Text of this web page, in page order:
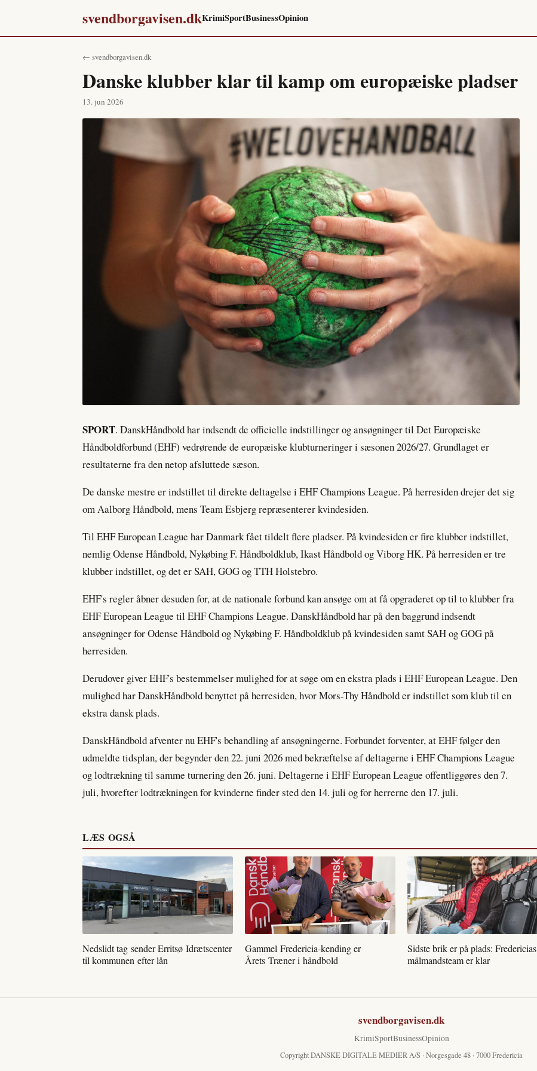
svendborgavisen.dkKrimiSportBusinessOpinion
← svendborgavisen.dk
Danske klubber klar til kamp om europæiske pladser
13. jun 2026
SPORT. DanskHåndbold har indsendt de officielle indstillinger og ansøgninger til Det Europæiske
Håndboldforbund (EHF) vedrørende de europæiske klubturneringer i sæsonen 2026/27. Grundlaget er
resultaterne fra den netop afsluttede sæson.
De danske mestre er indstillet til direkte deltagelse i EHF Champions League. På herresiden drejer det sig
om Aalborg Håndbold, mens Team Esbjerg repræsenterer kvindesiden.
Til EHF European League har Danmark fået tildelt flere pladser. På kvindesiden er fire klubber indstillet,
nemlig Odense Håndbold, Nykøbing F. Håndboldklub, Ikast Håndbold og Viborg HK. På herresiden er tre
klubber indstillet, og det er SAH, GOG og TTH Holstebro.
EHF's regler åbner desuden for, at de nationale forbund kan ansøge om at få opgraderet op til to klubber fra
EHF European League til EHF Champions League. DanskHåndbold har på den baggrund indsendt
ansøgninger for Odense Håndbold og Nykøbing F. Håndboldklub på kvindesiden samt SAH og GOG på
herresiden.
Derudover giver EHF's bestemmelser mulighed for at søge om en ekstra plads i EHF European League. Den
mulighed har DanskHåndbold benyttet på herresiden, hvor Mors-Thy Håndbold er indstillet som klub til en
ekstra dansk plads.
DanskHåndbold afventer nu EHF's behandling af ansøgningerne. Forbundet forventer, at EHF følger den
udmeldte tidsplan, der begynder den 22. juni 2026 med bekræftelse af deltagerne i EHF Champions League
og lodtrækning til samme turnering den 26. juni. Deltagerne i EHF European League offentliggøres den 7.
juli, hvorefter lodtrækningen for kvinderne finder sted den 14. juli og for herrerne den 17. juli.
LÆS OGSÅ
Nedslidt tag sender Erritsø Idrætscenter
til kommunen efter lån
Gammel Fredericia-kending er
Årets Træner i håndbold
Sidste brik er på plads: Fredericias
målmandsteam er klar
svendborgavisen.dk
KrimiSportBusinessOpinion
Copyright DANSKE DIGITALE MEDIER A/S · Norgesgade 48 · 7000 Fredericia